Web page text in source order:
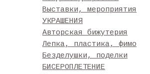
Выставки, мероприятия
УКРАШЕНИЯ
Авторская бижутерия
Лепка, пластика, фимо
Безделушки, поделки
БИСЕРОПЛЕТЕНИЕ